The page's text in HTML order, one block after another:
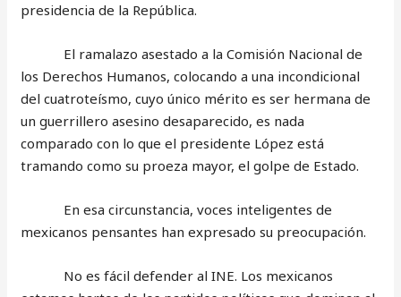
presidencia de la República.
El ramalazo asestado a la Comisión Nacional de
los Derechos Humanos, colocando a una incondicional
del cuatroteísmo, cuyo único mérito es ser hermana de
un guerrillero asesino desaparecido, es nada
comparado con lo que el presidente López está
tramando como su proeza mayor, el golpe de Estado.
En esa circunstancia, voces inteligentes de
mexicanos pensantes han expresado su preocupación.
No es fácil defender al INE. Los mexicanos